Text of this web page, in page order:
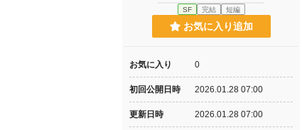
SF 完結 短編
お気に入り追加
お気に入り 0
初回公開日時 2026.01.28 07:00
更新日時 2026.01.28 07:00